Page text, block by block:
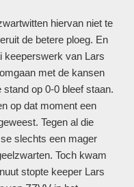
hiervan niet te
de betere ploeg. En
keeperswerk van Lars
met de kansen
op 0-0 bleef staan.
op dat moment een
Tegen al die
slechts een mager
Toch kwam
stopte keeper Lars